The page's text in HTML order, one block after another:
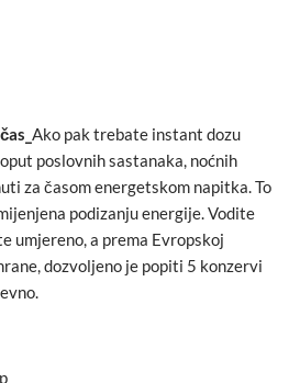
Ako pak trebate instant dozu
poslovnih sastanaka, noćnih
za časom energetskom napitka. To
podizanju energije. Vodite
umjereno, a prema Evropskoj
dozvoljeno je popiti 5 konzervi